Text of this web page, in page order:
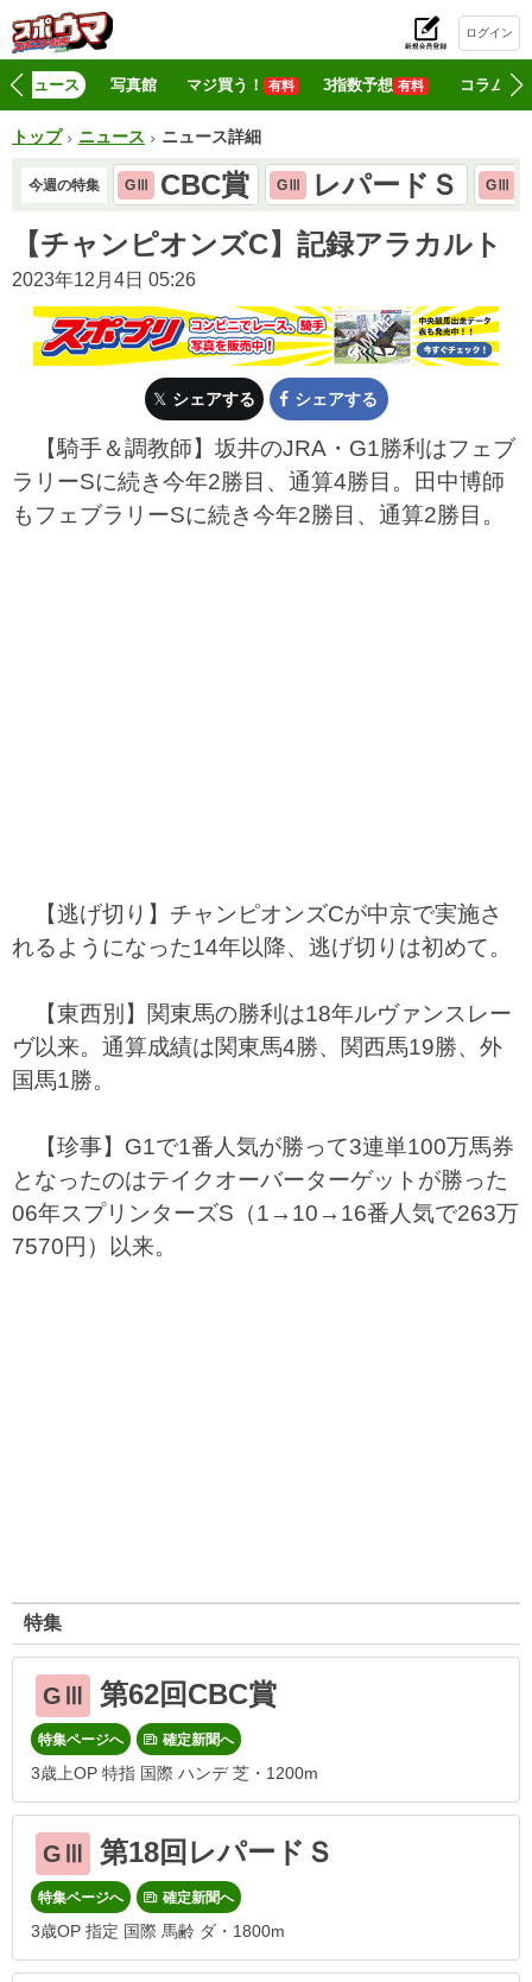
ログイン
ニュース 写真館 マジ買う！ 有料 3指数予想 有料 コラム
トップ ニュース ニュース詳細
今週の特集 GⅢ CBC賞 GⅢ レパードＳ GⅢ
【チャンピオンズC】記録アラカルト
2023年12月4日 05:26
シェアする シェアする
【騎手＆調教師】坂井のJRA・G1勝利はフェブ
ラリーSに続き今年2勝目、通算4勝目。田中博師
もフェブラリーSに続き今年2勝目、通算2勝目。
【逃げ切り】チャンピオンズCが中京で実施さ
れるようになった14年以降、逃げ切りは初めて。
【東西別】関東馬の勝利は18年ルヴァンスレー
ヴ以来。通算成績は関東馬4勝、関西馬19勝、外
国馬1勝。
【珍事】G1で1番人気が勝って3連単100万馬券
となったのはテイクオーバーターゲットが勝った
06年スプリンターズS（1→10→16番人気で263万
7570円）以来。
特集
GⅢ 第62回CBC賞
特集ページへ 確定新聞へ
3歳上OP 特指 国際 ハンデ 芝・1200m
GⅢ 第18回レパードＳ
特集ページへ 確定新聞へ
3歳OP 指定 国際 馬齢 ダ・1800m